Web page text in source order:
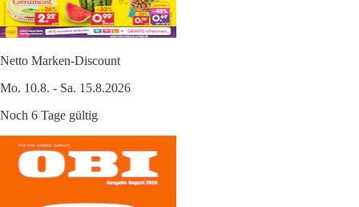
Netto Marken-Discount
Mo. 10.8. - Sa. 15.8.2026
Noch 6 Tage gültig